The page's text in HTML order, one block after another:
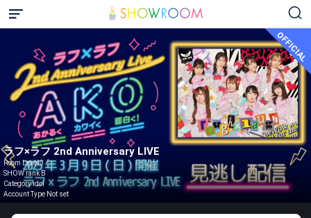
OFFICIAL
ラフ×ラフ 2nd Anniversary LIVE
Room Level 3
SHOW rank B
Category idol
Account Type Not set